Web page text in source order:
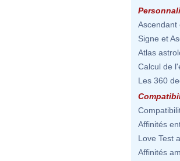
Ascendant
Signe et
Atlas
Calcul de
Les 360
Affinités
Love Test
Affinités